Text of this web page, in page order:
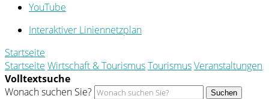
YouTube
Interaktiver Liniennetzplan
Startseite
Startseite Wirtschaft & TourismusTourismusVeranstaltungen
Volltextsuche
Wonach suchen Sie?
Suchen